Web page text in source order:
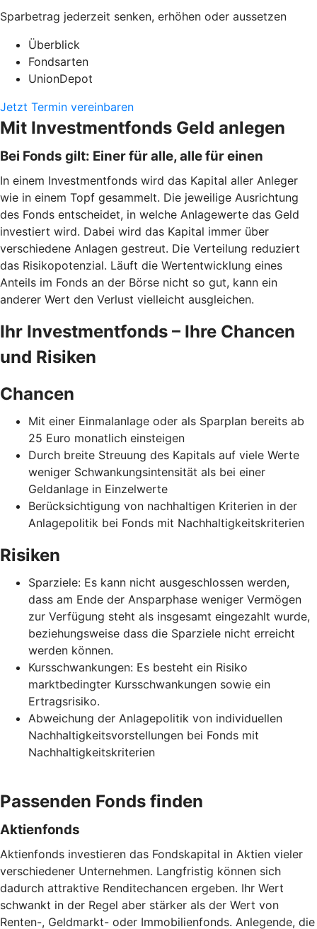
Sparbetrag jederzeit senken, erhöhen oder aussetzen
Überblick
Fondsarten
UnionDepot
Jetzt Termin vereinbaren
Mit Investmentfonds Geld anlegen
Bei Fonds gilt: Einer für alle, alle für einen
In einem Investmentfonds wird das Kapital aller Anleger
wie in einem Topf gesammelt. Die jeweilige Ausrichtung
des Fonds entscheidet, in welche Anlagewerte das Geld
investiert wird. Dabei wird das Kapital immer über
verschiedene Anlagen gestreut. Die Verteilung reduziert
das Risikopotenzial. Läuft die Wertentwicklung eines
Anteils im Fonds an der Börse nicht so gut, kann ein
anderer Wert den Verlust vielleicht ausgleichen.
Ihr Investmentfonds – Ihre Chancen
und Risiken
Chancen
Mit einer Einmalanlage oder als Sparplan bereits ab
25 Euro monatlich einsteigen
Durch breite Streuung des Kapitals auf viele Werte
weniger Schwankungsintensität als bei einer
Geldanlage in Einzelwerte
Berücksichtigung von nachhaltigen Kriterien in der
Anlagepolitik bei Fonds mit Nachhaltigkeitskriterien
Risiken
Sparziele: Es kann nicht ausgeschlossen werden,
dass am Ende der Ansparphase weniger Vermögen
zur Verfügung steht als insgesamt eingezahlt wurde,
beziehungsweise dass die Sparziele nicht erreicht
werden können.
Kursschwankungen: Es besteht ein Risiko
marktbedingter Kursschwankungen sowie ein
Ertragsrisiko.
Abweichung der Anlagepolitik von individuellen
Nachhaltigkeitsvorstellungen bei Fonds mit
Nachhaltigkeitskriterien
Passenden Fonds finden
Aktienfonds
Aktienfonds investieren das Fondskapital in Aktien vieler
verschiedener Unternehmen. Langfristig können sich
dadurch attraktive Renditechancen ergeben. Ihr Wert
schwankt in der Regel aber stärker als der Wert von
Renten-, Geldmarkt- oder Immobilienfonds. Anlegende, die